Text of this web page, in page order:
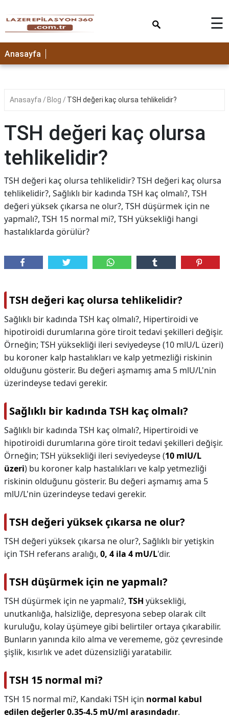
☰
Anasayfa
Anasayfa Blog TSH değeri kaç olursa tehlikelidir?
TSH değeri kaç olursa
tehlikelidir?
TSH değeri kaç olursa tehlikelidir? TSH değeri kaç olursa
tehlikelidir?, Sağlıklı bir kadında TSH kaç olmalı?, TSH
değeri yüksek çıkarsa ne olur?, TSH düşürmek için ne
yapmalı?, TSH 15 normal mi?, TSH yüksekliği hangi
hastalıklarda görülür?
TSH değeri kaç olursa tehlikelidir?
Sağlıklı bir kadında TSH kaç olmalı?, Hipertiroidi ve
hipotiroidi durumlarına göre tiroit tedavi şekilleri değişir.
Örneğin; TSH yüksekliği ileri seviyedeyse (10 mlU/L üzeri)
bu koroner kalp hastalıkları ve kalp yetmezliği riskinin
olduğunu gösterir. Bu değeri aşmamış ama 5 mlU/L'nin
üzerindeyse tedavi gerekir.
Sağlıklı bir kadında TSH kaç olmalı?
Sağlıklı bir kadında TSH kaç olmalı?, Hipertiroidi ve
hipotiroidi durumlarına göre tiroit tedavi şekilleri değişir.
Örneğin; TSH yüksekliği ileri seviyedeyse (10 mlU/L
üzeri) bu koroner kalp hastalıkları ve kalp yetmezliği
riskinin olduğunu gösterir. Bu değeri aşmamış ama 5
mlU/L'nin üzerindeyse tedavi gerekir.
TSH değeri yüksek çıkarsa ne olur?
TSH değeri yüksek çıkarsa ne olur?, Sağlıklı bir yetişkin
için TSH referans aralığı, 0, 4 ila 4 mU/L'dir.
TSH düşürmek için ne yapmalı?
TSH düşürmek için ne yapmalı?, TSH yüksekliği,
unutkanlığa, halsizliğe, depresyona sebep olarak cilt
kuruluğu, kolay üşümeye gibi belirtiler ortaya çıkarabilir.
Bunların yanında kilo alma ve verememe, göz çevresinde
şişlik, kısırlık ve adet düzensizliği yaratabilir.
TSH 15 normal mi?
TSH 15 normal mi?, Kandaki TSH için normal kabul
edilen değerler 0.35-4.5 mU/ml arasındadır.